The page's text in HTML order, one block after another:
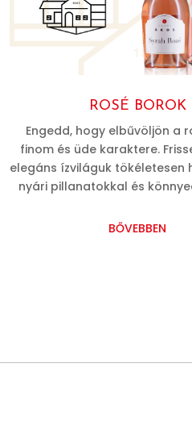
ROSÉ BOROK
Engedd, hogy elbűvöljön a
finom és üde karaktere.
elegáns ízviláguk tökéletesen
nyári pillanatokkal és
BŐVEBBEN